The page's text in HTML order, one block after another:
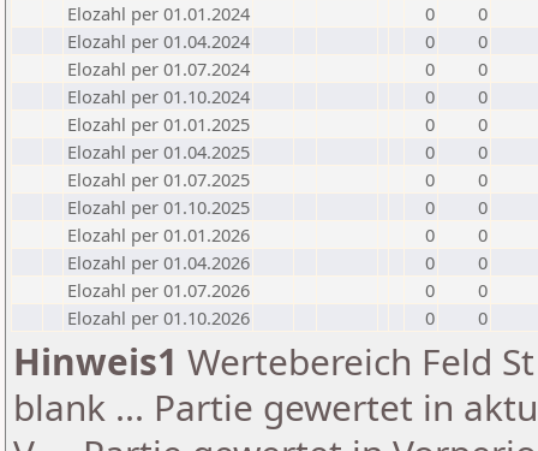
Elozahl per 01.01.2024
0
0
Elozahl per 01.04.2024
0
0
Elozahl per 01.07.2024
0
0
Elozahl per 01.10.2024
0
0
Elozahl per 01.01.2025
0
0
Elozahl per 01.04.2025
0
0
Elozahl per 01.07.2025
0
0
Elozahl per 01.10.2025
0
0
Elozahl per 01.01.2026
0
0
Elozahl per 01.04.2026
0
0
Elozahl per 01.07.2026
0
0
Elozahl per 01.10.2026
0 0
Hinweis1 Wertebereich Feld
blank ... Partie gewertet in